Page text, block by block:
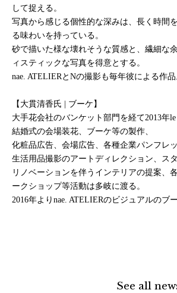
して捉える。
写真から感じる個性的な深みは、長く時間
る味わいを持っている。
砂で描いた様な壊れそうな質感と、繊細な
ィスティックな写真を得意とする。
nae. ATELIERとNの撮影も毎年彼による作品
【大貫清香氏 | ブーケ】
大手花会社のバンケット部門を経て2013年le
結婚式の会場装花、ブーケ等の製作、
化粧品広告、会場広告、各種企業パンフレ
生活用品撮影のアートディレクション、スタ
リノベーションを伴うインテリアの提案、
ークショップ等活動は多岐に渡る。
2016年よりnae. ATELIERのビジュアルのブ
See all